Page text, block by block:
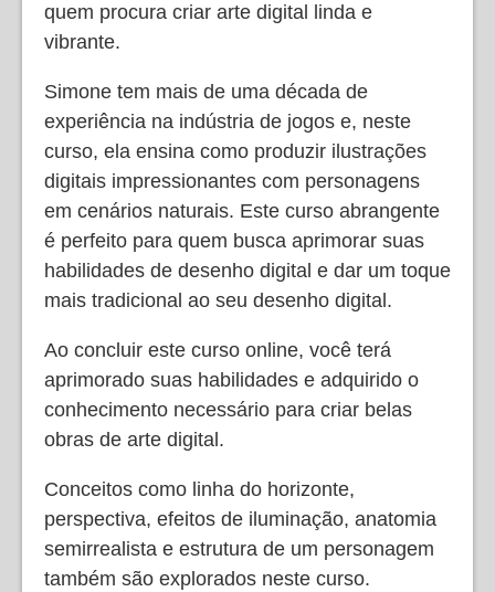
quem procura criar arte digital linda e
vibrante.
Simone tem mais de uma década de
experiência na indústria de jogos e, neste
curso, ela ensina como produzir ilustrações
digitais impressionantes com personagens
em cenários naturais. Este curso abrangente
é perfeito para quem busca aprimorar suas
habilidades de desenho digital e dar um toque
mais tradicional ao seu desenho digital.
Ao concluir este curso online, você terá
aprimorado suas habilidades e adquirido o
conhecimento necessário para criar belas
obras de arte digital.
Conceitos como linha do horizonte,
perspectiva, efeitos de iluminação, anatomia
semirrealista e estrutura de um personagem
também são explorados neste curso.